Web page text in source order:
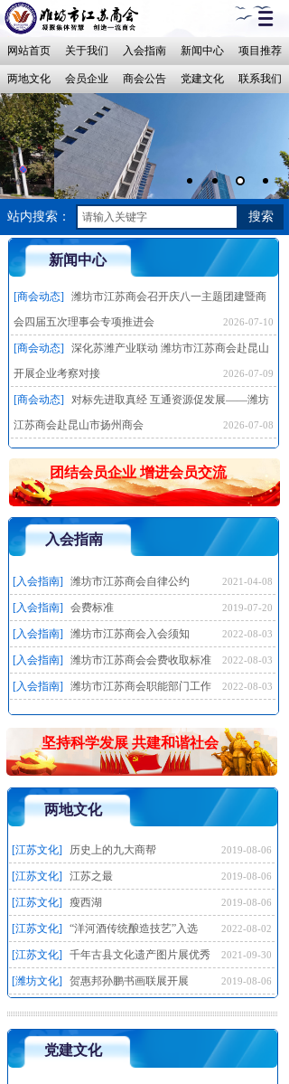
关于我们 入会指南 新闻中心
网站首页 项目推荐
党建文化
两地文化 联系我们
商会公告
会员企业
搜索
站内搜索：
新闻中心
[商会动态]
潍坊市江苏商会召开庆八一主题团建暨商
会四届五次理事会专项推进会
2026-07-10
[商会动态]
深化苏潍产业联动 潍坊市江苏商会赴昆山
开展企业考察对接
2026-07-09
[商会动态]
对标先进取真经 互通资源促发展——潍坊
江苏商会赴昆山市扬州商会
2026-07-08
[商会动态] 潍坊市江苏商会赴浮烟山军创园对接八一
国防教育活动
2026-07-07
团结会员企业 增进会员交流
入会指南
[入会指南] 潍坊市江苏商会自律公约 2021-04-08
[入会指南] 会费标准 2019-07-20
[入会指南] 潍坊市江苏商会入会须知 2022-08-03
[入会指南] 潍坊市江苏商会会费收取标准 2022-08-03
[入会指南] 潍坊市江苏商会职能部门工作 2022-08-03
[入会指南] 潍坊市江苏商会章程 2022-08-03
坚持科学发展 共建和谐社会
两地文化
[江苏文化] 历史上的九大商帮 2019-08-06
[江苏文化] 江苏之最 2019-08-06
[江苏文化] 瘦西湖 2019-08-06
[江苏文化] “洋河酒传统酿造技艺”入选 2022-08-02
[江苏文化] 千年古县文化遗产图片展优秀 2021-09-30
[潍坊文化] 贺惠邦孙鹏书画联展开展 2019-08-06
党建文化